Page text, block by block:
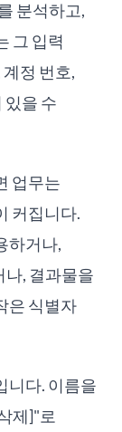
분석하고,
그 입력
정 번호,
있을 수
업무는
커집니다.
하거나,
나, 결과물을
은 식별자
니다. 이름을
제]"로